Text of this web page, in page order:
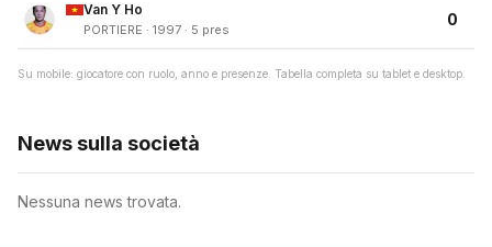
Van Y Ho
PORTIERE · 1997 · 5 pres
0
Su mobile: giocatore con ruolo, anno e presenze. Tabella completa su tablet e desktop.
News sulla società
Nessuna news trovata.